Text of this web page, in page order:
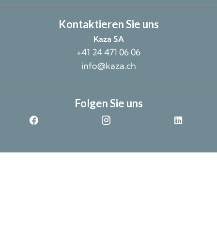
Kontaktieren Sie uns
Kaza SA
+41 24 471 06 06
info@kaza.ch
Folgen Sie uns